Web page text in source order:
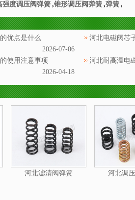
强度调压阀弹簧 ,锥形调压阀弹簧 ,弹簧 ,
优点是什么
2026-07-06
河北电磁阀芯
使用注意事项
2026-04-18
河北耐高温电
河北滤清阀弹簧 河北调